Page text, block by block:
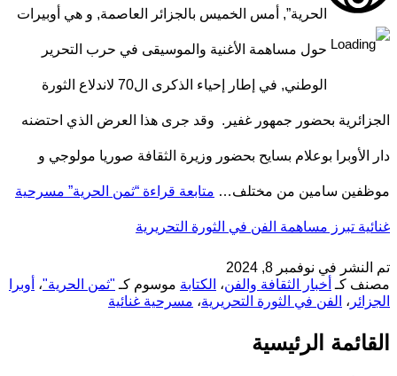
الحرية”, أمس الخميس بالجزائر العاصمة, و هي أوبيرات
حول مساهمة الأغنية والموسيقى في حرب التحرير
الوطني, في إطار إحياء الذكرى ال70 لاندلاع الثورة
الجزائرية بحضور جمهور غفير. وقد جرى هذا العرض الذي احتضنه
دار الأوبرا بوعلام بسايح بحضور وزيرة الثقافة صوريا مولوجي و
موظفين سامين من مختلف… متابعة قراءة “ثمن الحرية” مسرحية
غنائية تبرز مساهمة الفن في الثورة التحريرية
تم النشر في نوفمبر 8, 2024
مصنف كـ أخبار الثقافة والفن، الكتابة موسوم كـ "ثمن الحرية"، أوبرا
الجزائر ، الفن في الثورة التحريرية، مسرحية غنائية
القائمة الرئيسية